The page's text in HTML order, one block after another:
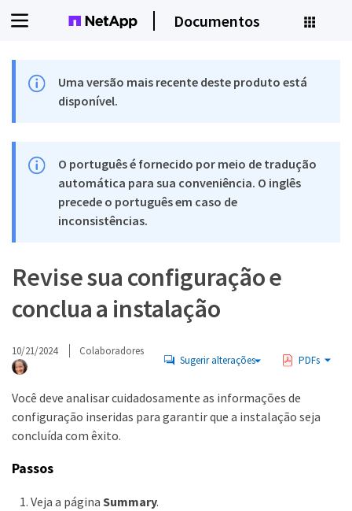
Documentos
Uma versão mais recente deste produto está
disponível.
O português é fornecido por meio de tradução
automática para sua conveniência. O inglês
precede o português em caso de
inconsistências.
Revise sua configuração e
conclua a instalação
10/21/2024 Colaboradores
Sugerir alterações PDFs
Você deve analisar cuidadosamente as informações de
configuração inseridas para garantir que a instalação seja
concluída com êxito.
Passos
Veja a página Summary.